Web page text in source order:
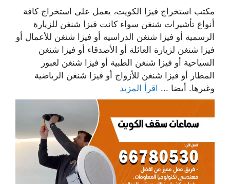
مكتب استخراج فيزا الكويت، يعمل على استخراج كافة
أنواع تأشيرات شنغن سواء كانت فيزا شنغن للزيارة
الرسمية أو فيزا شنغن الدراسية أو فيزا شنغن للأعمال أو
فيزا شنغن لزيارة العائلة أو الأصدقاء أو فيزا شنغن
السياحية أو فيزا شنغن الطبية أو فيزا شنغن لعبور
المطار أو فيزا شنغن للأزواج أو فيزا شنغن الرياضية
وغيرها. أيضا ... اقرأ المزيد